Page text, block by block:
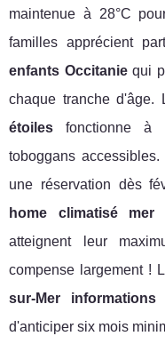
maintenue à 28°C
familles apprécient
enfants Occitaniequi
chaque tranche d'âge.
étoiles fonctionne à
toboggans
une réservation dès
home climatisé mer
atteignent leur
compense largement !
sur-Mer informations
d'anticiper six mois